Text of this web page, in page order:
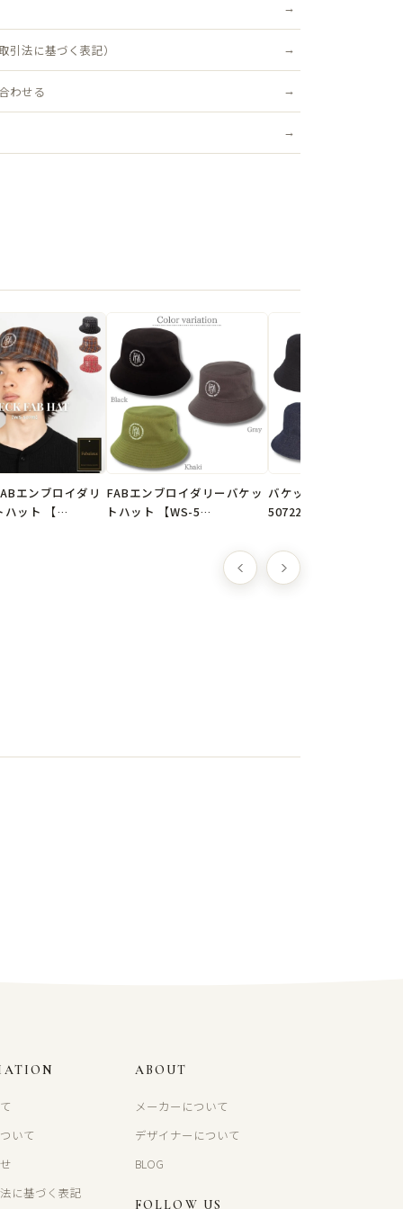
個性的なスタイルを演出します。
サイズ調整付
ンの商品です。
リックポスト選択で送料無料
引法に基づく表記）
わせる
エンブロイダリ
ハット 【…
FABエンブロイダリーバケッ
トハット 【WS-5…
バケットハット 【WS-
50722B】
いて
に基づく表記
ABOUT
メーカーについて
デザイナーについて
BLOG
FOLLOW US